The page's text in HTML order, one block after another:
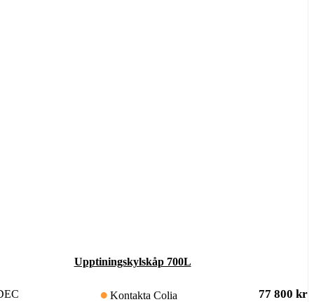
Upptiningskylskåp 700L
Kontakta Colia 77 800 kr